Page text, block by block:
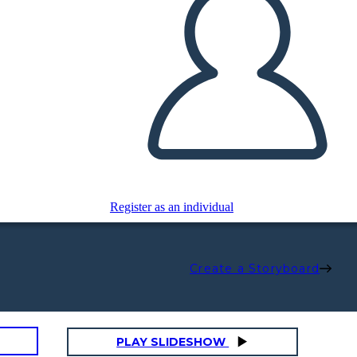
Register as an individual
Create a Storyboard
PLAY SLIDESHOW